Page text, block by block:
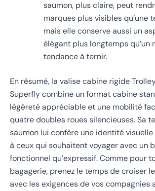
saumon, plus claire, peut
marques plus visibles qu’une
mais elle conserve aussi un
élégant plus longtemps qu’un
tendance à ternir.
En résumé, la valise cabine rigide
Superfly combine un format cabine
légèreté appréciable et une mobilité
quatre doubles roues silencieuses. Sa
saumon lui confère une identité
à ceux qui souhaitent voyager avec un
fonctionnel qu’expressif. Comme pour
bagagerie, prenez le temps de croiser
avec les exigences de vos compagnies